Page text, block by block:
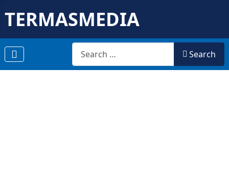
TERMASMEDIA
Search Search